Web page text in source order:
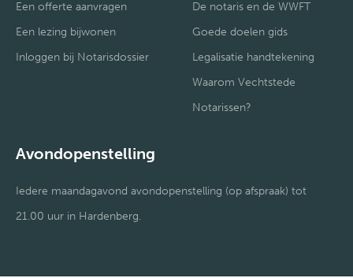
Een offerte aanvragen
Een lezing bijwonen
Inloggen bij Notarisdossier
De notaris en de WWFT
Goede doelen gids
Legalisatie handtekening
Waarom Vechtstede
Notarissen?
Avondopenstelling
Iedere maandagavond avondopenstelling (op afspraak) tot
21.00 uur in Hardenberg.